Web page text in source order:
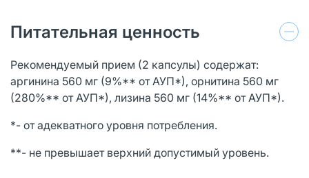
Питательная ценность
Рекомендуемый прием (2 капсулы) содержат:
аргинина 560 мг (9%** от АУП*), орнитина 560 мг
(280%** от АУП*), лизина 560 мг (14%** от АУП*).
*- от адекватного уровня потребления.
**- не превышает верхний допустимый уровень.